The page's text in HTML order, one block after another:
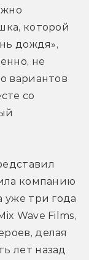
которой
дождя»,
не
вариантов
со
компанию
уже три года
Wave Films,
делая
лет назад